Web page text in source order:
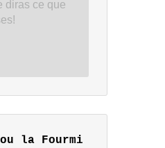
diras ce que
la Fourmi